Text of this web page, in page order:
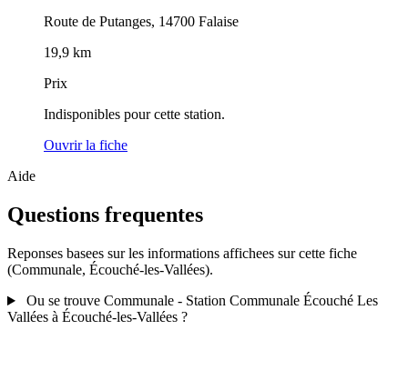
Route de Putanges, 14700 Falaise
19,9 km
Prix
Indisponibles pour cette station.
Ouvrir la fiche
Aide
Questions frequentes
Reponses basees sur les informations affichees sur cette fiche
(Communale, Écouché-les-Vallées).
Ou se trouve Communale - Station Communale Écouché Les
Vallées à Écouché-les-Vallées ?